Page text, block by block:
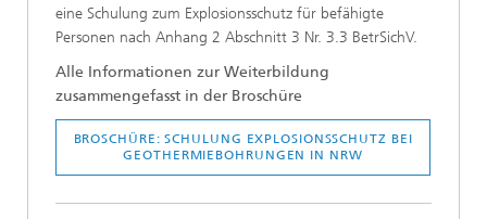
eine Schulung zum Explosionsschutz für befähigte
Personen nach Anhang 2 Abschnitt 3 Nr. 3.3 BetrSichV.
Alle Informationen zur Weiterbildung
zusammengefasst in der Broschüre
BROSCHÜRE: SCHULUNG EXPLOSIONSSCHUTZ BEI
GEOTHERMIEBOHRUNGEN IN NRW